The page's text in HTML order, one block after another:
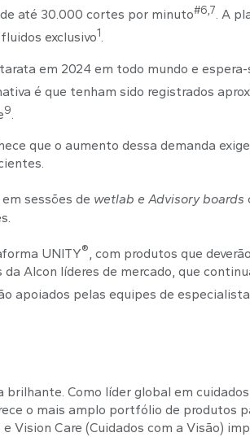
até 30.000 cortes por minuto#6,7. A
exclusivo1.
em 2024 em todo mundo e
é que tenham sido registrados
9.
que o aumento dessa demanda
em sessões de wetlab e Advisory boards
UNITY®, com produtos que
Alcon líderes de mercado, que
apoiados pelas equipes de
Como líder global em
o mais amplo portfólio de produtos
Vision Care (Cuidados com a Visão)